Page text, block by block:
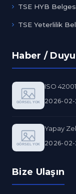
TSE HYB
TSE Yeterlilik
Haber /
ISO
2026-02-
Yapay
2026-02-
Bize Ulaşın